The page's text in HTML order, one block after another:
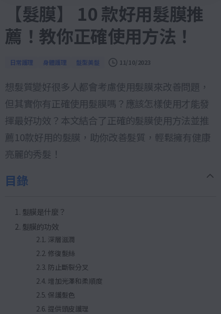
【髮膜】 10 款好用髮膜推
薦！教你正確使用方法！
日常護理 身體護理 髮型美髮 11/10/2023
想髮質變好很多人都會考慮使用髮膜來改善問題，
但其實你有正確使用髮膜嗎？應該怎樣使用才能發
揮最好功效？本文結合了正確的髮膜使用方法並推
薦10款好用的髮膜，助你改善髮質，輕鬆擁有健康
亮麗的秀髮！
目錄
髮膜是什麼？
髮膜的功效
深層滋潤
修復髮絲
防止斷裂分叉
增加光澤和柔順度
保護髮色
提供頭皮護理